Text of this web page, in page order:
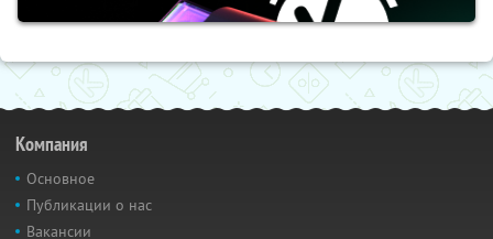
Компания
Основное
Публикации о нас
Вакансии